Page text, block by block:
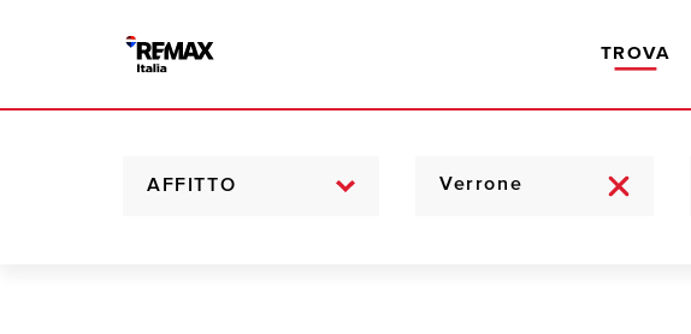
TROVA
AFFITTO